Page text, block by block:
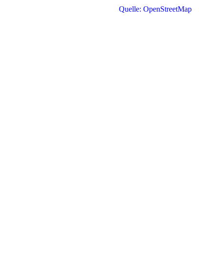
Quelle: OpenStreetMap